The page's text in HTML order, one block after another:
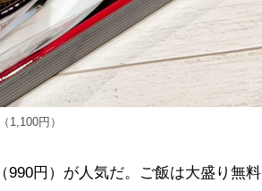
1,100円）
円）が人気だ。ご飯は大盛り無料